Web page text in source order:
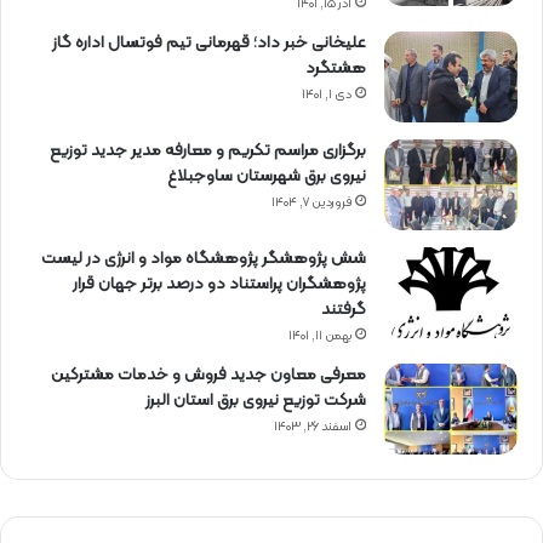
آذر ۱۵, ۱۴۰۱
علیخانی خبر داد؛ قهرمانی تیم فوتسال اداره گاز
هشتگرد
دی ۱, ۱۴۰۱
برگزاری مراسم تكریم و معارفه مدیر جدید توزیع
نیروی برق شهرستان ساوجبلاغ
فروردین ۷, ۱۴۰۴
شش پژوهشگر پژوهشگاه مواد و انرژی در لیست
پژوهشگران پراستناد دو درصد برتر جهان قرار
گرفتند
بهمن ۱۱, ۱۴۰۱
معرفی معاون جدید فروش و خدمات مشتركین
شركت توزیع نیروی برق استان البرز
اسفند ۲۶, ۱۴۰۳